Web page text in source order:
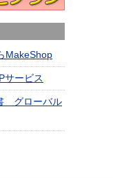
MakeShop
ービス
グローバル